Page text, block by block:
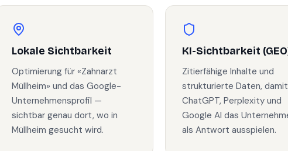
Lokale Sichtbarkeit
Optimierung für «Zahnarzt
Müllheim» und das Google-
Unternehmensprofil —
sichtbar genau dort, wo in
Müllheim gesucht wird.
KI-Sichtbarkeit
Zitierfähige Inhalte und
strukturierte Daten, damit
ChatGPT, Perplexity und
Google AI das
als Antwort ausspielen.